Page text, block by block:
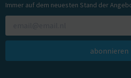
Immer auf dem neuesten Stand der
abonnieren